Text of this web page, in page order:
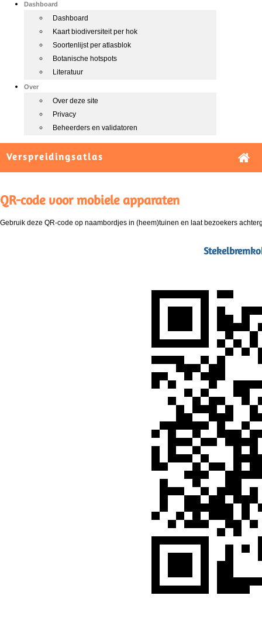
Dashboard
Dashboard
Kaart biodiversiteit per hok
Soortenlijst per atlasblok
Botanische hotspots
Literatuur
Over
Over deze site
Privacy
Beheerders en validatoren
Verspreidingsatlas
QR-code voor mobiele apparaten
Gebruik deze QR-code op naambordjes in (heem)tuinen en laat bezoekers